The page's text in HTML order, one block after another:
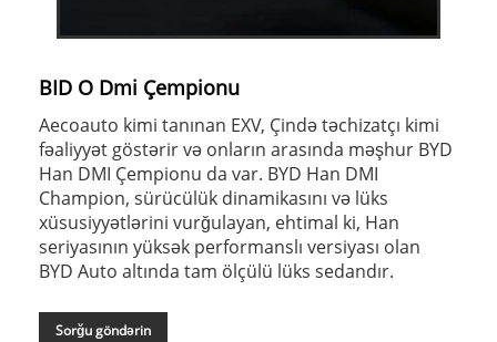
BID O Dmi Çempionu
Aecoauto kimi tanınan EXV, Çində təchizatçı kimi
fəaliyyət göstərir və onların arasında məşhur BYD
Han DMI Çempionu da var. BYD Han DMI
Champion, sürücülük dinamikasını və lüks
xüsusiyyətlərini vurğulayan, ehtimal ki, Han
seriyasının yüksək performanslı versiyası olan
BYD Auto altında tam ölçülü lüks sedandır.
Sorğu göndərin